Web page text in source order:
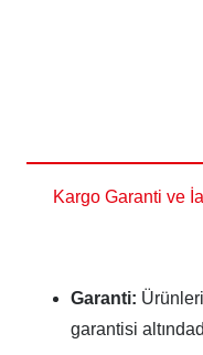
Kargo Garanti ve
Garanti:
garantisi